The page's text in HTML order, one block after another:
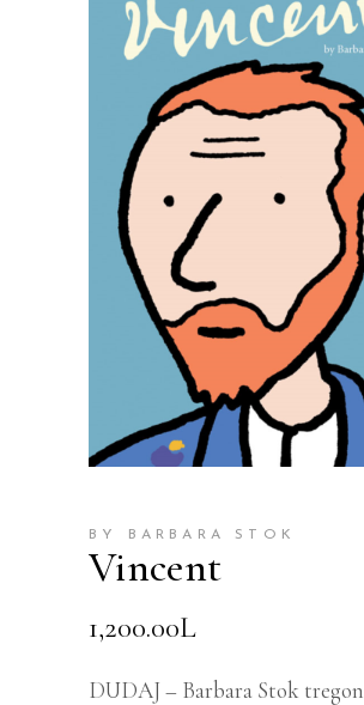
BY BARBARA STOK
Vincent
1,200.00L
DUDAJ – Barbara Stok tregon